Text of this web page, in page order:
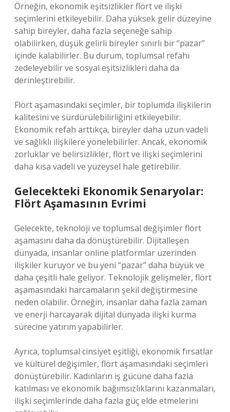
Örneğin, ekonomik eşitsizlikler flört ve ilişki
seçimlerini etkileyebilir. Daha yüksek gelir düzeyine
sahip bireyler, daha fazla seçeneğe sahip
olabilirken, düşük gelirli bireyler sınırlı bir “pazar”
içinde kalabilirler. Bu durum, toplumsal refahı
zedeleyebilir ve sosyal eşitsizlikleri daha da
derinleştirebilir.
Flört aşamasındaki seçimler, bir toplumda ilişkilerin
kalitesini ve sürdürülebilirliğini etkileyebilir.
Ekonomik refah arttıkça, bireyler daha uzun vadeli
ve sağlıklı ilişkilere yönelebilirler. Ancak, ekonomik
zorluklar ve belirsizlikler, flört ve ilişki seçimlerini
daha kısa vadeli ve yüzeysel hale getirebilir.
Gelecekteki Ekonomik Senaryolar:
Flört Aşamasının Evrimi
Gelecekte, teknoloji ve toplumsal değişimler flört
aşamasını daha da dönüştürebilir. Dijitalleşen
dünyada, insanlar online platformlar üzerinden
ilişkiler kuruyor ve bu yeni “pazar” daha büyük ve
daha çeşitli hale geliyor. Teknolojik gelişmeler, flört
aşamasındaki harcamaların şekil değiştirmesine
neden olabilir. Örneğin, insanlar daha fazla zaman
ve enerji harcayarak dijital dünyada ilişki kurma
sürecine yatırım yapabilirler.
Ayrıca, toplumsal cinsiyet eşitliği, ekonomik fırsatlar
ve kültürel değişimler, flört aşamasındaki seçimleri
dönüştürebilir. Kadınların iş gücüne daha fazla
katılması ve ekonomik bağımsızlıklarını kazanmaları,
ilişki seçimlerinde daha fazla güç elde etmelerini